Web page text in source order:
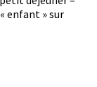
enfant » sur